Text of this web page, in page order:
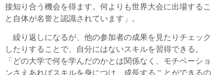
接知り合う機会を得ます。何よりも世界大会に出場するこ
と自体が名誉と認識されています」。
繰り返しになるが、他の参加者の成果を見たりチェック
したりすることで、自分にはないスキルを習得できる。
「どの大学で何を学んだのかとは関係なく、モチベーショ
ンさえあればスキルを身につけ、成長することができるの